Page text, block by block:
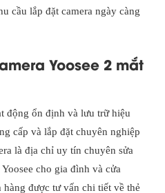
cầu lắp đặt camera ngày càng
Yoosee 2 mắt
động ổn định và lưu trữ hiệu
cấp và lắp đặt chuyên nghiệp
là địa chỉ uy tín chuyên sửa
cho gia đình và cửa
được tư vấn chi tiết về thẻ